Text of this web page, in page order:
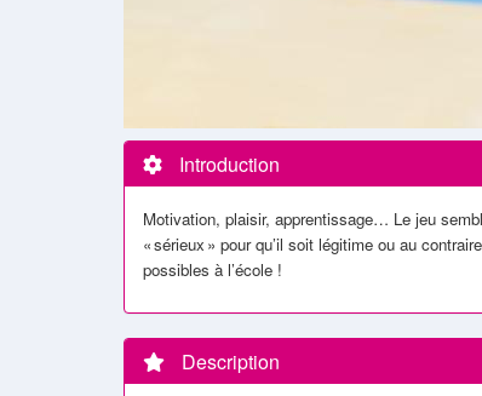
Introduction
Motivation, plaisir, apprentissage… Le jeu
«sérieux » pour qu’il soit légitime ou au
possibles à l’école !
Description